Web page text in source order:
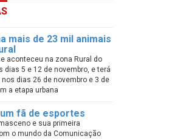
mais de 23 mil animais
aconteceu na zona Rural do
dias 5 e 12 de novembro, e terá
dias 26 de novembro e 3 de
a etapa urbana
fã de esportes
e sua primeira
o mundo da Comunicação